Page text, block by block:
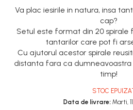
Va plac iesirile in natura, insa
cap?
Setul este format din 20 spirale
tantarilor care pot fi
Cu ajutorul acestor spirale
distanta fara ca
timp!
STOC
Data de livrare: Marti,